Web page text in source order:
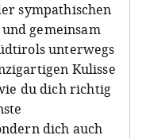
sympathischen
gemeinsam
unterwegs
Kulisse
du dich richtig
dich auch